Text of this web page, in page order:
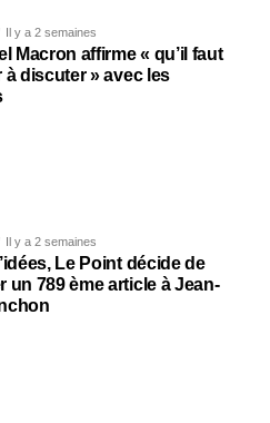
Il y a 2 semaines
Macron affirme « qu’il faut
discuter » avec les
Il y a 2 semaines
Le Point décide de
un 789 ème article à Jean-